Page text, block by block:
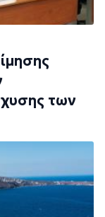
των